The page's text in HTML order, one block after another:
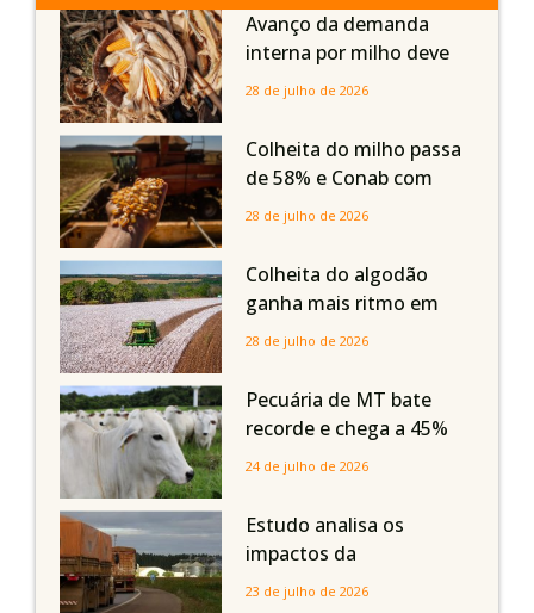
Avanço da demanda
interna por milho deve
compensar aumento da
em Mato Grosso, aponta
Imea
28 de julho de 2026
Colheita do milho passa
de 58% e Conab com
boas produtividades em
quedas em Tocantins,
Maranhão e Piauí
28 de julho de 2026
Colheita do algodão
ganha mais ritmo em
Mato Grosso, Mato
Maranhão
28 de julho de 2026
Pecuária de MT bate
recorde e chega a 45%
dos bovinos abatidos
24 de julho de 2026
Estudo analisa os
impactos da
infraestrutura logística
23 de julho de 2026